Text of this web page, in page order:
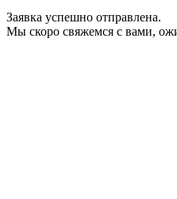
Заявка успешно отправлена.
Мы скоро свяжемся с вами,